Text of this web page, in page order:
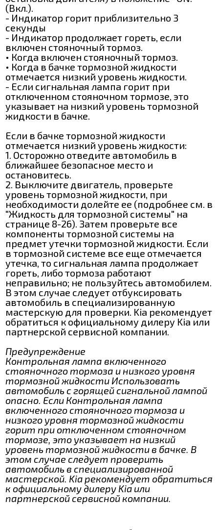
(Вкл.).
- Индикатор горит приблизительно 3
секунды
- Индикатор продолжает гореть, если
включен стояночный тормоз.
• Когда включен стояночный тормоз.
• Когда в бачке тормозной жидкости
отмечается низкий уровень жидкости.
- Если сигнальная лампа горит при
отключенном стояночном тормозе, это
указывает на низкий уровень тормозной
жидкости в бачке.
Если в бачке тормозной жидкости
отмечается низкий уровень жидкости:
1. Осторожно отведите автомобиль в
ближайшее безопасное место и
остановитесь.
2. Выключите двигатель, проверьте
уровень тормозной жидкости, при
необходимости долейте ее (подробнее см. в
"Жидкость для тормозной системы" на
странице 8-26). Затем проверьте все
компоненты тормозной системы на
предмет утечки тормозной жидкости. Если
в тормозной системе все еще отмечается
утечка, то сигнальная лампа продолжает
гореть, либо тормоза работают
неправильно; не пользуйтесь автомобилем.
В этом случае следует отбуксировать
автомобиль в специализированную
мастерскую для проверки. Kia рекомендует
обратиться к официальному дилеру Kia или
партнерской сервисной компании.
Предупреждение
Контрольная лампа включенного
стояночного тормоза и низкого уровня
тормозной жидкости Использовать
автомобиль с горящей сигнальной лампой
опасно. Если Контрольная лампа
включенного стояночного тормоза и
низкого уровня тормозной жидкости
горит при отключенном стояночном
тормозе, это указывает на низкий
уровень тормозной жидкости в бачке. В
этом случае следует проверить
автомобиль в специализированной
мастерской. Kia рекомендует обратиться
к официальному дилеру Kia или
партнерской сервисной компании.